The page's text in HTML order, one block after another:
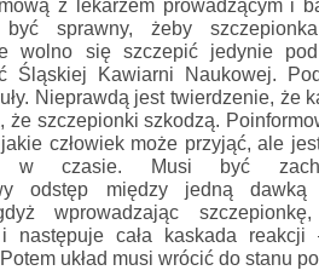
z lekarzem prowadzącym i
sprawny, żeby
wolno się szczepić jedynie
Śląskiej Kawiarni Naukowej.
Nieprawdą jest twierdzenie, że
że szczepionki szkodzą.
człowiek może przyjąć, ale
w czasie. Musi być
odstęp między jedną
wprowadzając
i następuje cała kaskada reakcji
układ musi wrócić do stanu